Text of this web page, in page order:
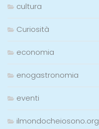
cultura
Curiosità
economia
enogastronomia
eventi
ilmondocheiosono.org